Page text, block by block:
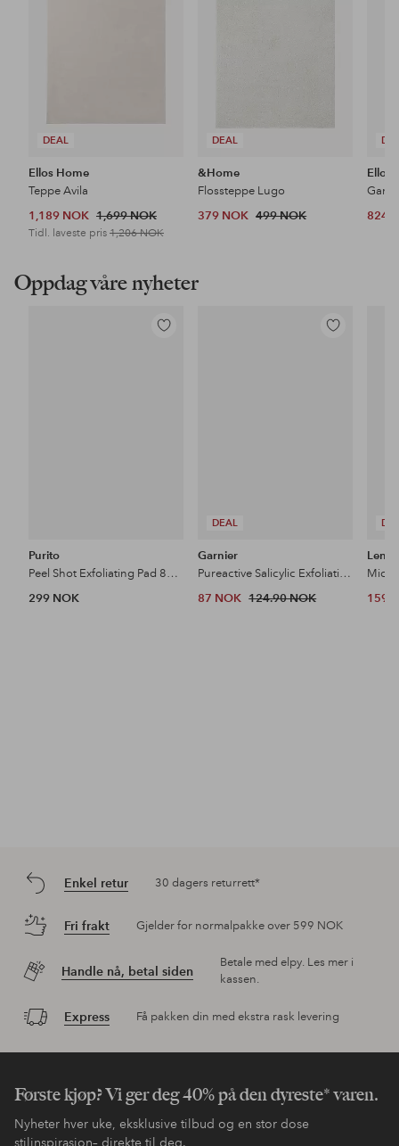
DEAL
Ellos Home
Teppe Avila
1,189 NOK 1,699 NOK
Tidl. laveste pris 1,206 NOK
DEAL
&Home
Flossteppe Lugo
379 NOK 499 NOK
Ellos
824
Oppdag våre nyheter
Legg
Purito
Peel Shot Exfoliating Pad 8pcs
299 NOK
DEAL
Legg
Garnier
Pureactive Salicylic Exfoliating Liquid Care For Impure Skin 120 Ml
87 NOK 124.90 NOK
159
Enkel retur 30 dagers returrett*
Fri frakt Gjelder for normalpakke over 599 NOK
Handle nå, betal siden
Betale med elpy. Les mer i
kassen.
Express Få pakken din med ekstra rask levering
Første kjøp? Vi ger deg 40% på den dyreste* varen.
Nyheter hver uke, eksklusive tilbud og en stor dose
stilinspirasjon– direkte til deg.